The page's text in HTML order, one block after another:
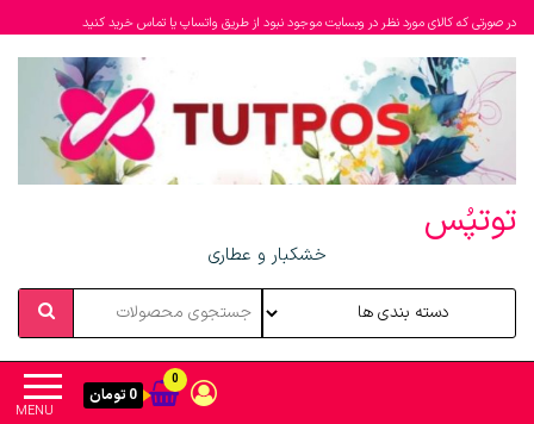
در صورتی که کالای مورد نظر در وبسایت موجود نبود از طریق واتساپ یا تماس خرید کنید
توتپُس
خشکبار و عطاری
MENU
0
0 تومان